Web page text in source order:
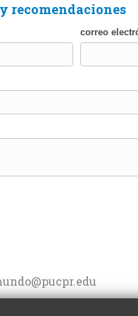
recomendaciones
correo